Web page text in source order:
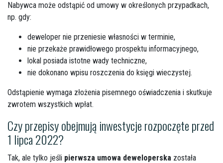
Nabywca może odstąpić od umowy w określonych przypadkach,
np. gdy:
deweloper nie przeniesie własności w terminie,
nie przekaże prawidłowego prospektu informacyjnego,
lokal posiada istotne wady techniczne,
nie dokonano wpisu roszczenia do księgi wieczystej.
Odstąpienie wymaga złożenia pisemnego oświadczenia i skutkuje
zwrotem wszystkich wpłat.
Czy przepisy obejmują inwestycje rozpoczęte przed
1 lipca 2022?
Tak, ale tylko jeśli pierwsza umowa deweloperska została